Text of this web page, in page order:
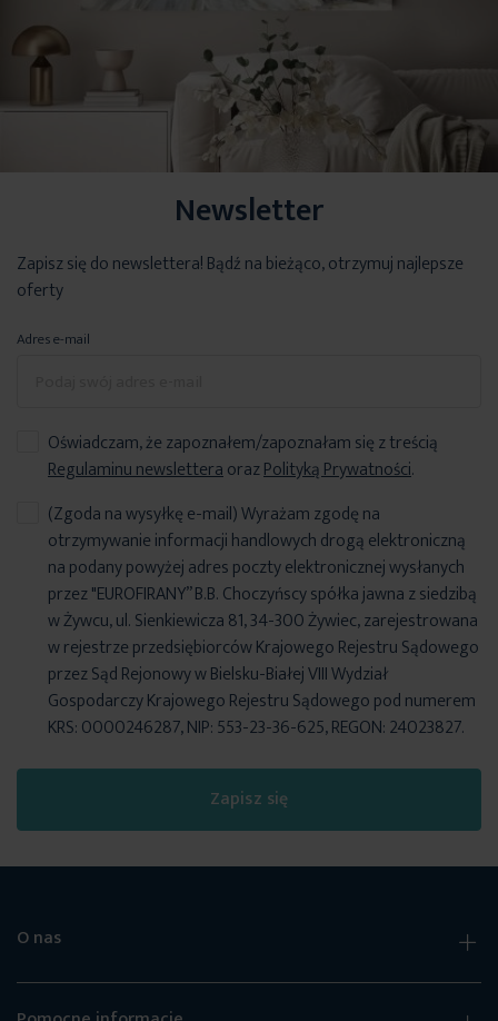
Newsletter
Zapisz się do newslettera! Bądź na bieżąco, otrzymuj najlepsze
oferty
Adres e-mail
Oświadczam, że zapoznałem/zapoznałam się z treścią
Regulaminu newsletteraorazPolityką Prywatności.
Zapisz się
(Zgoda na wysyłkę e-mail) Wyrażam zgodę na
otrzymywanie informacji handlowych drogą elektroniczną
na podany powyżej adres poczty elektronicznej wysłanych
przez "EUROFIRANY” B.B. Choczyńscy spółka jawna z siedzibą
w Żywcu, ul. Sienkiewicza 81, 34-300 Żywiec, zarejestrowana
w rejestrze przedsiębiorców Krajowego Rejestru Sądowego
przez Sąd Rejonowy w Bielsku-Białej VIII Wydział
Gospodarczy Krajowego Rejestru Sądowego pod numerem
KRS: 0000246287, NIP: 553-23-36-625, REGON: 24023827.
O nas